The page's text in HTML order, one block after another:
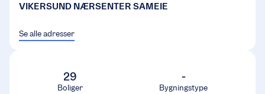
VIKERSUND NÆRSENTER SAMEIE
Se alle adresser
29
Boliger
-
Bygningstype